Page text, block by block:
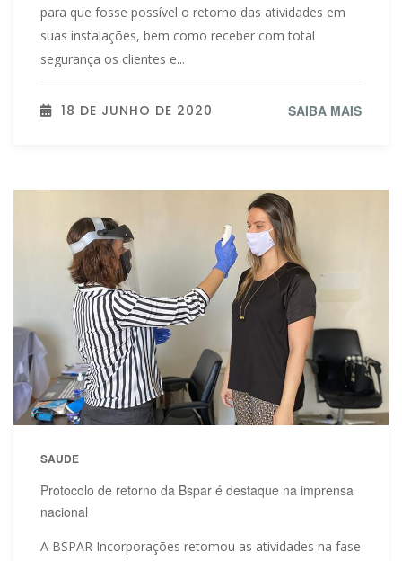
para que fosse possível o retorno das atividades em
suas instalações, bem como receber com total
segurança os clientes e...
18 DE JUNHO DE 2020 SAIBA MAIS
SAUDE
Protocolo de retorno da Bspar é destaque na imprensa
nacional
A BSPAR Incorporações retomou as atividades na fase